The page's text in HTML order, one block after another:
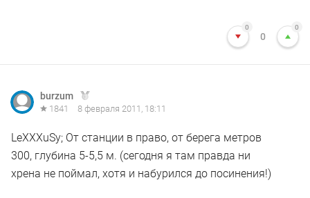
0
0
0
burzum
1841 8 февраля 2011, 18:11
LeXXXuSу; От станции в право, от берега метров
300, глубина 5-5,5 м. (сегодня я там правда ни
хрена не поймал, хотя и набурился до посинения!)